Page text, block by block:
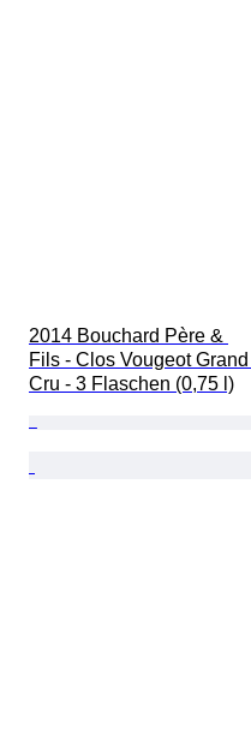
2014 Bouchard Père &
Fils - Clos Vougeot Grand
Cru - 3 Flaschen (0,75 l)